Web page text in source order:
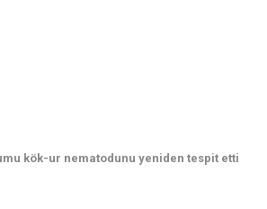
kök-ur nematodunu yeniden tespit etti